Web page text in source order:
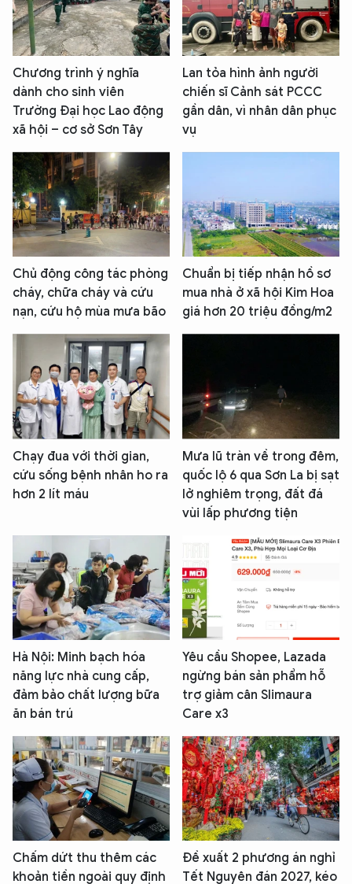
Chương trình ý nghĩa
dành cho sinh viên
Trường Đại học Lao động
xã hội – cơ sở Sơn Tây
Lan tỏa hình ảnh người
chiến sĩ Cảnh sát PCCC
gần dân, vì nhân dân phục
vụ
Chủ động công tác phòng
cháy, chữa cháy và cứu
nạn, cứu hộ mùa mưa bão
Chuẩn bị tiếp nhận hồ sơ
mua nhà ở xã hội Kim Hoa
giá hơn 20 triệu đồng/m2
Chạy đua với thời gian,
cứu sống bệnh nhân ho ra
hơn 2 lít máu
Mưa lũ tràn về trong đêm,
quốc lộ 6 qua Sơn La bị sạt
lở nghiêm trọng, đất đá
vùi lấp phương tiện
Hà Nội: Minh bạch hóa
năng lực nhà cung cấp,
đảm bảo chất lượng bữa
ăn bán trú
Yêu cầu Shopee, Lazada
ngừng bán sản phẩm hỗ
trợ giảm cân Slimaura
Care x3
Chấm dứt thu thêm các
khoản tiền ngoài quy định
Đề xuất 2 phương án nghỉ
Tết Nguyên đán 2027, kéo